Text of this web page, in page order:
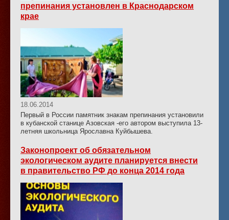
препинания установлен в Краснодарском
крае
18.06.2014
Первый в России памятник знакам препинания установили
в кубанской станице Азовская -его автором выступила 13-
летняя школьница Ярославна Куйбышева.
Законопроект об обязательном
экологическом аудите планируется внести
в правительство РФ до конца 2014 года